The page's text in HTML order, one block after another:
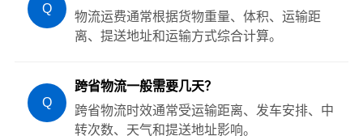
Q
物流运费通常根据货物重量、体积、运输距
离、提送地址和运输方式综合计算。
Q
跨省物流一般需要几天？
跨省物流时效通常受运输距离、发车安排、中
转次数、天气和提送地址影响。